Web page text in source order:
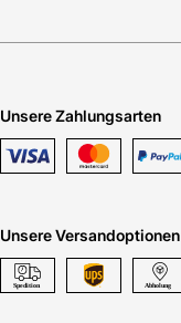
Unsere Zahlungsarten
Unsere Versandoptionen